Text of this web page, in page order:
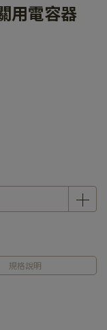
用電容器
規格說明